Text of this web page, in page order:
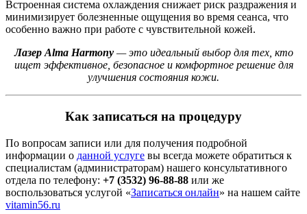
Встроенная система охлаждения снижает риск раздражения и
минимизирует болезненные ощущения во время сеанса, что
особенно важно при работе с чувствительной кожей.
Лазер Alma Harmony— это идеальный выбор для тех, кто
ищет эффективное, безопасное и комфортное решение для
улучшения состояния кожи.
Как записаться на процедуру
По вопросам записи или для получения подробной
информации о данной услуге вы всегда можете обратиться к
специалистам (администраторам) нашего консультативного
отдела по телефону: +7 (3532) 96-88-88 или же
воспользоваться услугой «Записаться онлайн» на нашем сайте
vitamin56.ru